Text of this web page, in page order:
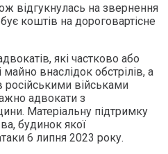
відгукнулась на звернення
коштів на дороговартісне
які частково або
внаслідок обстрілів, а
російськими військами
адвокати з
Матеріальну підтримку
будинок якої
6 липня 2023 року.